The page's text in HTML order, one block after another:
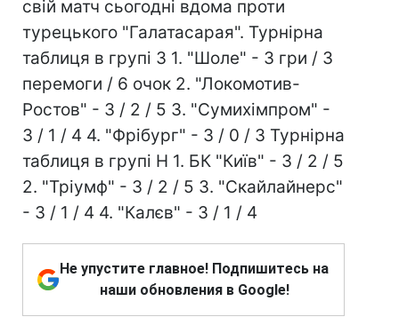
свій матч сьогодні вдома проти
турецького "Галатасарая". Турнірна
таблиця в групі З 1. "Шоле" - 3 гри / 3
перемоги / 6 очок 2. "Локомотив-
Ростов" - 3 / 2 / 5 3. "Сумихімпром" -
3 / 1 / 4 4. "Фрібург" - 3 / 0 / 3 Турнірна
таблиця в групі Н 1. БК "Київ" - 3 / 2 / 5
2. "Тріумф" - 3 / 2 / 5 3. "Скайлайнерс"
- 3 / 1 / 4 4. "Калєв" - 3 / 1 / 4
Не упустите главное! Подпишитесь на
наши обновления в Google!